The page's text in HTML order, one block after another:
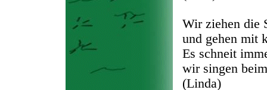
Wir ziehen die
und gehen mit
Es schneit
wir singen
(Linda)